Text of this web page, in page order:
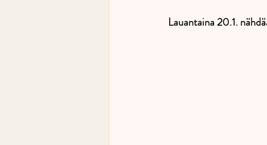
Lauantaina 20.1.